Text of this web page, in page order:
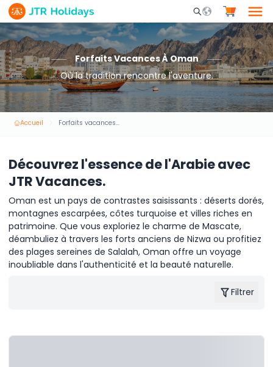
Mobile Search
Forfaits Vacances À Oman
Où la tradition rencontre l'aventure.
Accueil Forfaits vacances à Oman
Découvrez l'essence de l'Arabie avec
JTR Vacances.
Oman est un pays de contrastes saisissants : déserts dorés,
montagnes escarpées, côtes turquoise et villes riches en
patrimoine. Que vous exploriez le charme de Mascate,
déambuliez à travers les forts anciens de Nizwa ou profitiez
des plages sereines de Salalah, Oman offre un voyage
inoubliable dans l'authenticité et la beauté naturelle.
Filtrer